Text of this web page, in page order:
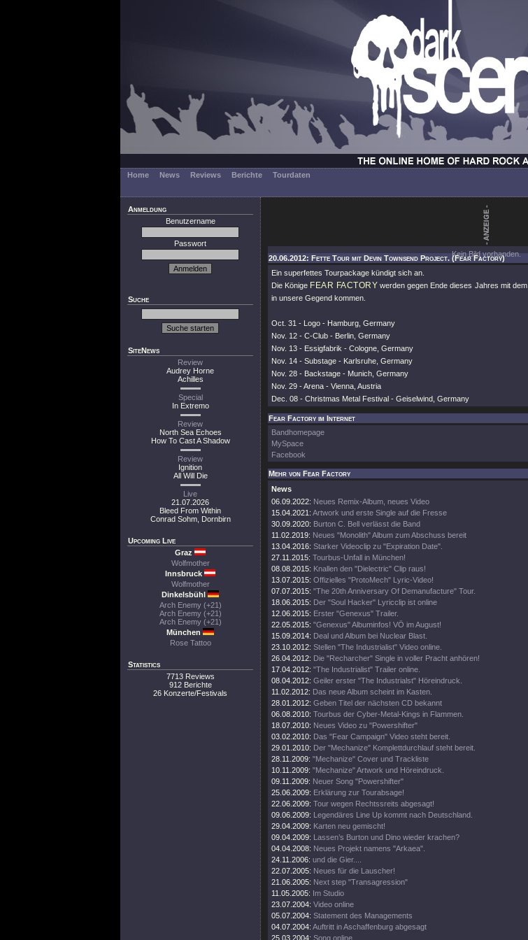
Home News Reviews Berichte
Tourdaten
Anmeldung
Benutzername
Passwort
Suche
SiteNews
Review
Audrey Horne
Achilles
Special
In Extremo
Review
North Sea Echoes
How To Cast A Shadow
Review
Ignition
All Will Die
Live
21.07.2026
Bleed From Within
Conrad Sohm, Dornbirn
Upcoming Live
Graz
Wolfmother
Innsbruck
Wolfmother
Dinkelsbühl
Arch Enemy (+21)
Arch Enemy (+21)
Arch Enemy (+21)
München
Rose Tattoo
Statistics
7713 Reviews
912 Berichte
26 Konzerte/Festivals
Kein Bild vorhanden.
20.06.2012: Fette Tour mit Devin Townsend Project. (Fear Factory)
Ein superfettes Tourpackage kündigt sich an.
Die Könige FEAR FACTORY werden gegen Ende dieses Jahres mit dem
in unsere Gegend kommen.
Oct. 31 - Logo - Hamburg, Germany
Nov. 12 - C-Club - Berlin, Germany
Nov. 13 - Essigfabrik - Cologne, Germany
Nov. 14 - Substage - Karlsruhe, Germany
Nov. 28 - Backstage - Munich, Germany
Nov. 29 - Arena - Vienna, Austria
Dec. 08 - Christmas Metal Festival - Geiselwind, Germany
Fear Factory im Internet
Bandhomepage
MySpace
Facebook
Mehr von Fear Factory
News
06.09.2022: Neues Remix-Album, neues Video
15.04.2021: Artwork und erste Single auf die Fresse
30.09.2020: Burton C. Bell verlässt die Band
11.02.2019: Neues "Monolith" Album zum Abschuss bereit
13.04.2016: Starker Videoclip zu "Expiration Date".
27.11.2015: Tourbus-Unfall in München!
08.08.2015: Knallen den "Dielectric" Clip raus!
13.07.2015: Offizielles "ProtoMech" Lyric-Video!
07.07.2015: "The 20th Anniversary Of Demanufacture" Tour.
18.06.2015: Der "Soul Hacker" Lyricclip ist online
12.06.2015: Erster "Genexus" Trailer.
22.05.2015: "Genexus" Albuminfos! VÖ im August!
15.09.2014: Deal und Album bei Nuclear Blast.
23.10.2012: Stellen "The Industrialist" Video online.
26.04.2012: Die "Recharcher" Single in voller Pracht anhören!
17.04.2012: "The Industrialist" Trailer online.
08.04.2012: Geiler erster "The Industrialst" Höreindruck.
11.02.2012: Das neue Album scheint im Kasten.
28.01.2012: Geben Titel der nächsten CD bekannt
06.08.2010: Tourbus der Cyber-Metal-Kings in Flammen.
18.07.2010: Neues Video zu "Powershifter"
03.02.2010: Das "Fear Campaign" Video steht bereit.
29.01.2010: Der "Mechanize" Komplettdurchlauf steht bereit.
28.11.2009: "Mechanize" Cover und Trackliste
10.11.2009: "Mechanize" Artwork und Höreindruck.
09.11.2009: Neuer Song "Powershifter"
25.06.2009: Erklärung zur Tourabsage!
22.06.2009: Tour wegen Rechtssreits abgesagt!
09.06.2009: Legendäres Line Up kommt nach Deutschland.
29.04.2009: Karten neu gemischt!
09.04.2009: Lassen’s Burton und Dino wieder krachen?
04.04.2008: Neues Projekt namens "Arkaea".
24.11.2006: und die Gier....
22.07.2005: Neues für die Lauscher!
21.06.2005: Next step "Transagression"
11.05.2005: Im Studio
23.07.2004: Video online
05.07.2004: Statement des Managements
04.07.2004: Auftritt in Aschaffenburg abgesagt
25.03.2004: Song online